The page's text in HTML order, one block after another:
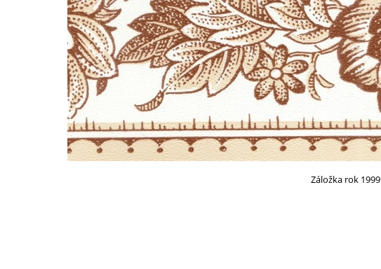
Záložka rok 1999